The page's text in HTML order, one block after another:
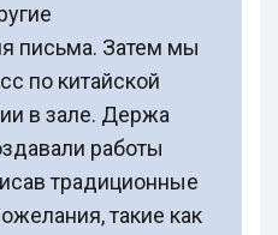
письма. Затем мы
по китайской
в зале. Держа
работы
традиционные
такие как